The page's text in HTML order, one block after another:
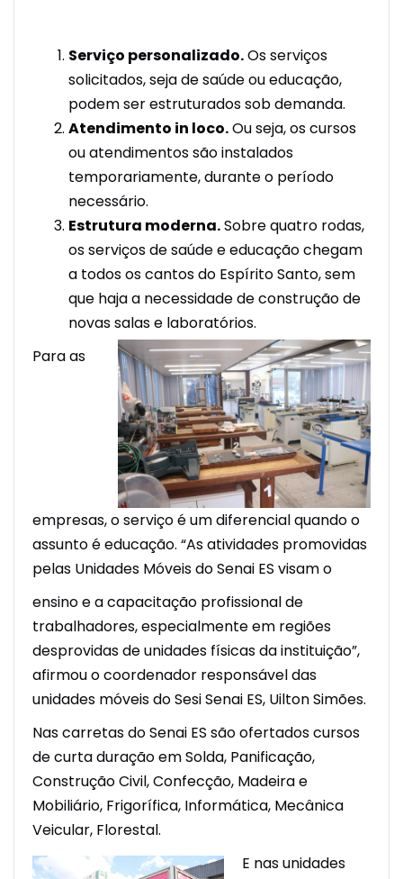
Serviço personalizado.Os serviços
solicitados, seja de saúde ou educação,
podem ser estruturados sob demanda.
Atendimento in loco.Ou seja, os cursos
ou atendimentos são instalados
temporariamente, durante o período
necessário.
Estrutura moderna.Sobre quatro rodas,
os serviços de saúde e educação chegam
a todos os cantos do Espírito Santo, sem
que haja a necessidade de construção de
novas salas e laboratórios.
Para as
empresas, o serviço é um diferencial quando o
assunto é educação. “As atividades promovidas
pelas Unidades Móveis do Senai ES visam o
ensino e a capacitação profissional de
trabalhadores, especialmente em regiões
desprovidas de unidades físicas da instituição”,
afirmou o coordenador responsável das
unidades móveis do Sesi Senai ES, Uilton Simões.
Nas carretas do Senai ES são ofertados cursos
de curta duração em Solda, Panificação,
Construção Civil, Confecção, Madeira e
Mobiliário, Frigorífica, Informática, Mecânica
Veicular, Florestal.
E nas unidades